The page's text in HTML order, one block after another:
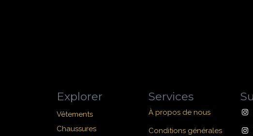
Explorer
Vêtements
Chaussures
Services
À propos de nous
Conditions générales